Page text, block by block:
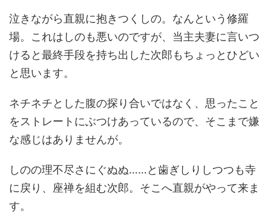
泣きながら直親に抱きつくしの。なんという修羅
場。これはしのも悪いのですが、当主夫妻に言いつ
けると最終手段を持ち出した次郎もちょっとひどい
と思います。
ネチネチとした腹の探り合いではなく、思ったこと
をストレートにぶつけあっているので、そこまで嫌
な感じはありませんが。
しのの理不尽さにぐぬぬ……と歯ぎしりしつつも寺
に戻り、座禅を組む次郎。そこへ直親がやって来ま
す。